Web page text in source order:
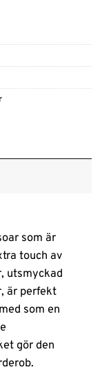
som är
touch av
utsmyckad
är perfekt
som en
gör den